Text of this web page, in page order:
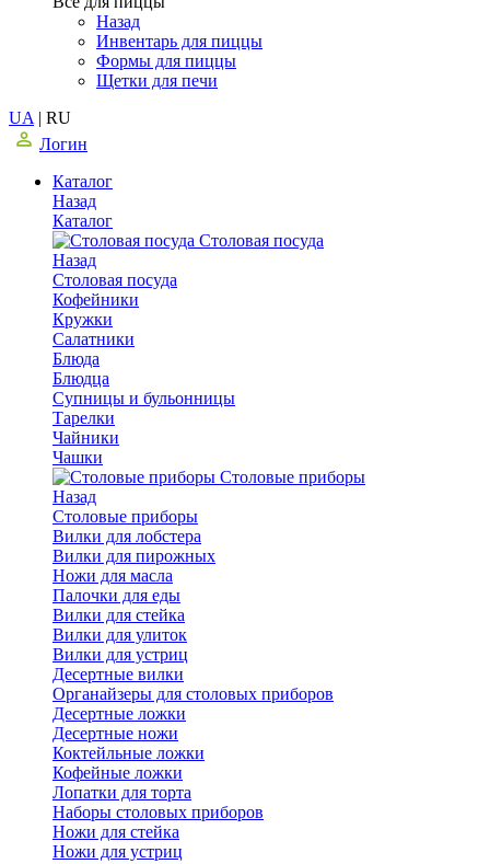
Назад
Инвентарь для пиццы
Формы для пиццы
Щетки для печи
UA | RU
Логин
Каталог
Назад
Каталог
Столовая посуда
Назад
Столовая посуда
Кофейники
Кружки
Салатники
Блюда
Блюдца
Супницы и бульонницы
Тарелки
Чайники
Чашки
Cтоловые приборы
Назад
Cтоловые приборы
Вилки для лобстера
Вилки для пирожных
Ножи для масла
Палочки для еды
Вилки для стейка
Вилки для улиток
Вилки для устриц
Десертные вилки
Органайзеры для столовых приборов
Десертные ложки
Десертные ножи
Коктейльные ложки
Кофейные ложки
Лопатки для торта
Наборы столовых приборов
Ножи для стейка
Ножи для устриц